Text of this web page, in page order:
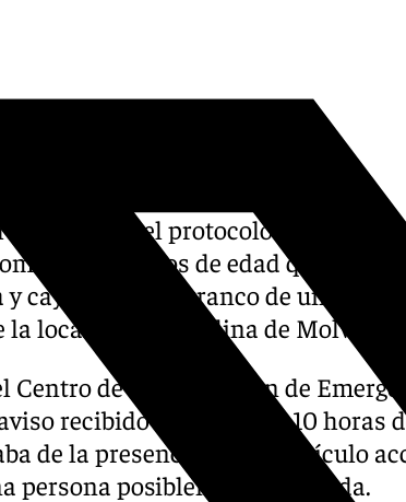
ha activado el protocolo judicial
de 65 años de edad que
y cayó por un barranco de unos 40
la localidad granadina de Molvízar.
Centro de Coordinación de
recibido sobre las 20.10 horas
de la presencia de un vehículo
persona posiblemente fallecida.